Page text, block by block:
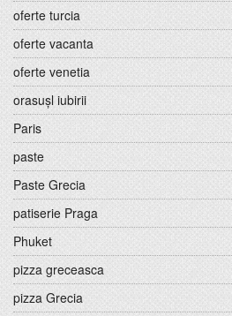
oferte turcia
oferte vacanta
oferte venetia
orasușl iubirii
Paris
paste
Paste Grecia
patiserie Praga
Phuket
pizza greceasca
pizza Grecia